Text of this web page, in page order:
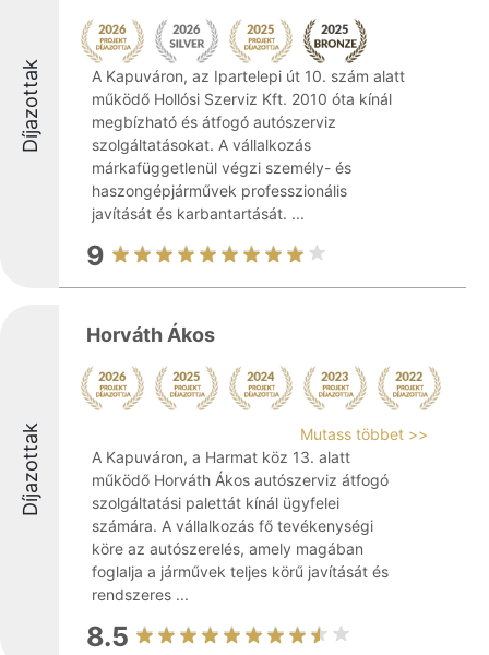
Díjazottak
A Kapuváron, az Ipartelepi út 10. szám alatt
működő Hollósi Szerviz Kft. 2010 óta kínál
megbízható és átfogó autószerviz
szolgáltatásokat. A vállalkozás
márkafüggetlenül végzi személy- és
haszongépjárművek professzionális
javítását és karbantartását. ...
9
Díjazottak
Horváth Ákos
Mutass többet >>
A Kapuváron, a Harmat köz 13. alatt
működő Horváth Ákos autószerviz átfogó
szolgáltatási palettát kínál ügyfelei
számára. A vállalkozás fő tevékenységi
köre az autószerelés, amely magában
foglalja a járművek teljes körű javítását és
rendszeres ...
8.5